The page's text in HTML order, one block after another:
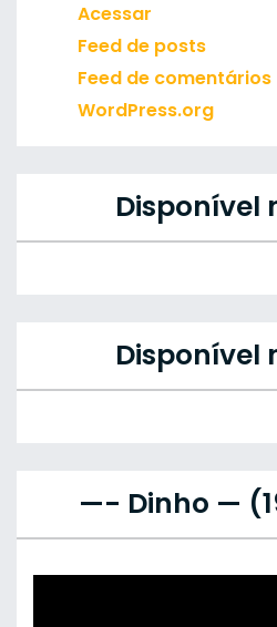
Acessar
Feed de posts
Feed de comentários
WordPress.org
Disponível
Disponível
—- Dinho —